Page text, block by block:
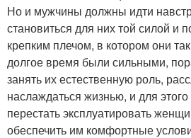
Но и мужчины должны идти
становиться для них той силой и
крепким плечом, в котором они
долгое время были сильными,
занять их естественную роль,
наслаждаться жизнью, и для
перестать эксплуатировать
обеспечить им комфортные